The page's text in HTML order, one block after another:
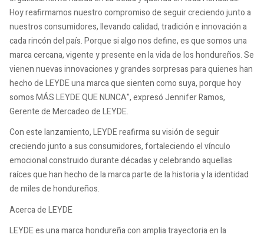
Hoy reafirmamos nuestro compromiso de seguir creciendo junto a
nuestros consumidores, llevando calidad, tradición e innovación a
cada rincón del país. Porque si algo nos define, es que somos una
marca cercana, vigente y presente en la vida de los hondureños. Se
vienen nuevas innovaciones y grandes sorpresas para quienes han
hecho de LEYDE una marca que sienten como suya, porque hoy
somos MÁS LEYDE QUE NUNCA", expresó Jennifer Ramos,
Gerente de Mercadeo de LEYDE.
Con este lanzamiento, LEYDE reafirma su visión de seguir
creciendo junto a sus consumidores, fortaleciendo el vínculo
emocional construido durante décadas y celebrando aquellas
raíces que han hecho de la marca parte de la historia y la identidad
de miles de hondureños.
Acerca de LEYDE
LEYDE es una marca hondureña con amplia trayectoria en la